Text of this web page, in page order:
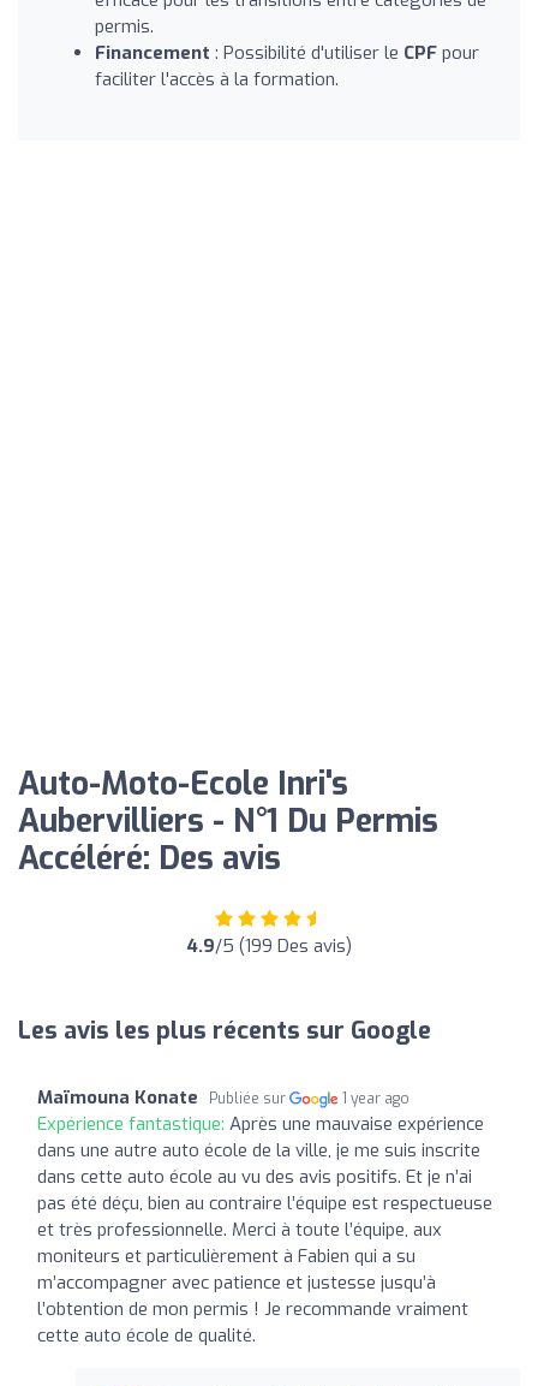
permis.
Financement : Possibilité d'utiliser le CPF pour
faciliter l'accès à la formation.
Auto-Moto-Ecole Inri's
Aubervilliers - N°1 Du Permis
Accéléré: Des avis
4.9/5 (199 Des avis)
Les avis les plus récents sur Google
Maïmouna Konate Publiée sur 1 year ago
Expérience fantastique: Après une mauvaise expérience
dans une autre auto école de la ville, je me suis inscrite
dans cette auto école au vu des avis positifs. Et je n’ai
pas été déçu, bien au contraire l’équipe est respectueuse
et très professionnelle. Merci à toute l’équipe, aux
moniteurs et particulièrement à Fabien qui a su
m’accompagner avec patience et justesse jusqu’à
l’obtention de mon permis ! Je recommande vraiment
cette auto école de qualité.